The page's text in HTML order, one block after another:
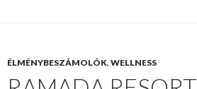
ÉLMÉNYBESZÁMOLÓK, WELLNESS